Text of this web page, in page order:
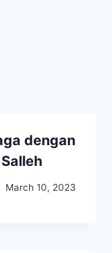
dengan
March 10, 2023